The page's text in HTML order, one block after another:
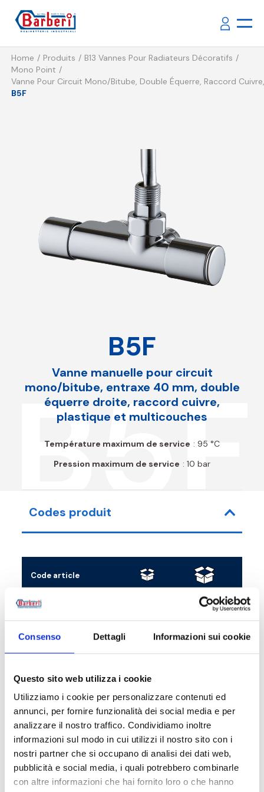
Consenso Dettagli Informazioni sui cookie
Questo sito web utilizza i cookie
Utilizziamo i cookie per personalizzare contenuti ed
annunci, per fornire funzionalità dei social media e per
analizzare il nostro traffico. Condividiamo inoltre
informazioni sul modo in cui utilizzi il nostro sito con i
nostri partner che si occupano di analisi dei dati web,
pubblicità e social media, i quali potrebbero combinarle
con altre informazioni che hai fornito loro o che hanno
Home Produits
B13 Vannes Pour Radiateurs Décoratifs
Mono Point
Vanne Pour Circuit Mono/bitube, Double Équerre, Raccord
B5F
B5F
B5F
Vanne manuelle pour circuit
mono/bitube, entraxe 40 mm, double
équerre droite, raccord cuivre,
plastique et multicouches
Température maximum de service : 95 °C
Pression maximum de service : 10 bar
Codes produit
Code article
B5FK15CL0 10
B5FK15WB0 10
Description
Documentation